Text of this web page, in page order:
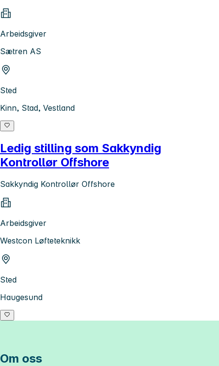
Arbeidsgiver
Sætren AS
Sted
Kinn, Stad, Vestland
Ledig stilling som Sakkyndig
Kontrollør Offshore
Sakkyndig Kontrollør Offshore
Arbeidsgiver
Westcon Løfteteknikk
Sted
Haugesund
Om oss